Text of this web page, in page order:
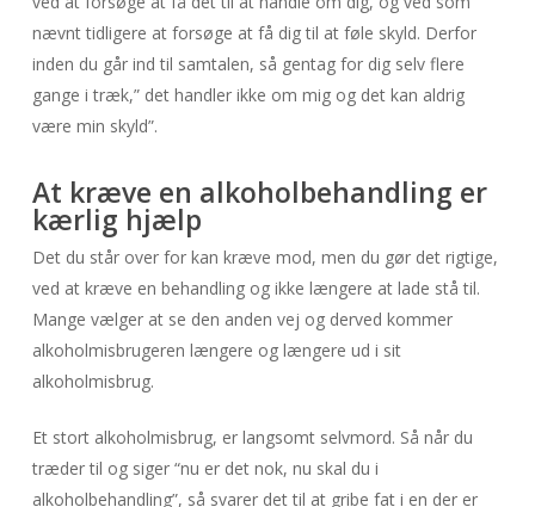
nævnt tidligere at forsøge at få dig til at føle skyld. Derfor
inden du går ind til samtalen, så gentag for dig selv flere
gange i træk,” det handler ikke om mig og det kan aldrig
være min skyld”.
At kræve en alkoholbehandling er
kærlig hjælp
Det du står over for kan kræve mod, men du gør det rigtige,
ved at kræve en behandling og ikke længere at lade stå til.
Mange vælger at se den anden vej og derved kommer
alkoholmisbrugeren længere og længere ud i sit
alkoholmisbrug.
Et stort alkoholmisbrug, er langsomt selvmord. Så når du
træder til og siger “nu er det nok, nu skal du i
alkoholbehandling”, så svarer det til at gribe fat i en der er